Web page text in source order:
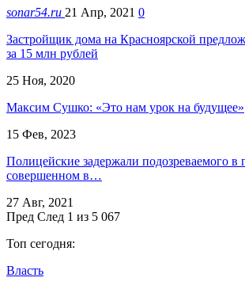
sonar54.ru 21 Апр, 2021 0
Застройщик дома на Красноярской
за 15 млн рублей
25 Ноя, 2020
Максим Сушко: «Это нам урок на будущее»
15 Фев, 2023
Полицейские задержали подозреваемого в
совершенном в…
27 Авг, 2021
Пред След 1 из 5 067
Топ сегодня:
Власть